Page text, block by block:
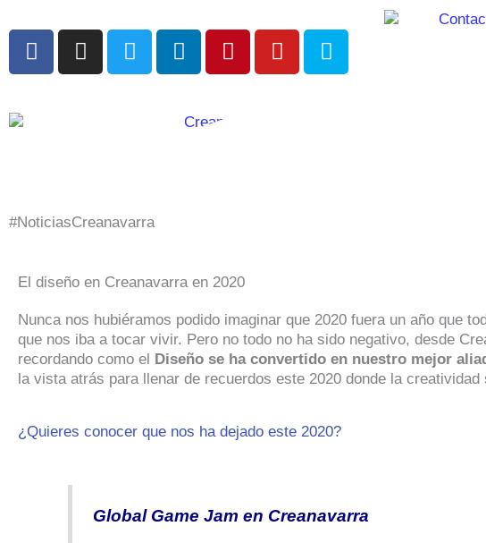
al
contenido
F
a
I
n
m
T
w
L
i
e
P
i
Y
o
S
k
#NoticiasCreanavarra
El diseño en Creanavarra en 2020
Nunca nos hubiéramos podido imaginar que 2020 fuera un año que
que nos iba a tocar vivir. Pero no todo no ha sido negativo, desde
recordando como el
Diseño se ha convertido en nuestro mejor
la vista atrás para llenar de recuerdos este 2020 donde la
¿Quieres conocer que nos ha dejado este 2020?
Global Game Jam en Creanavarra